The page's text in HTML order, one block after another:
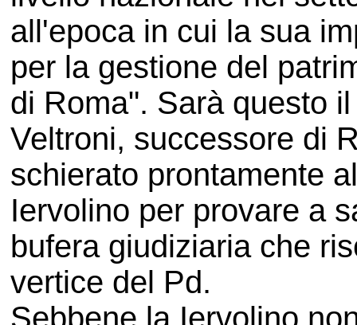
all'epoca in cui la sua
per la gestione del
di Roma". Sarà questo
Veltroni, successore di
schierato prontamente
Iervolino per provare a
bufera giudiziaria che
vertice del Pd.
Sebbene la Iervolino